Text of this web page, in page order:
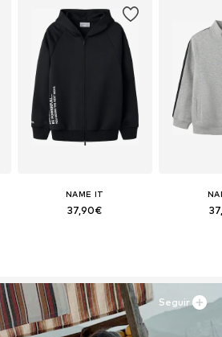
NAME IT
37,90€
Seguir